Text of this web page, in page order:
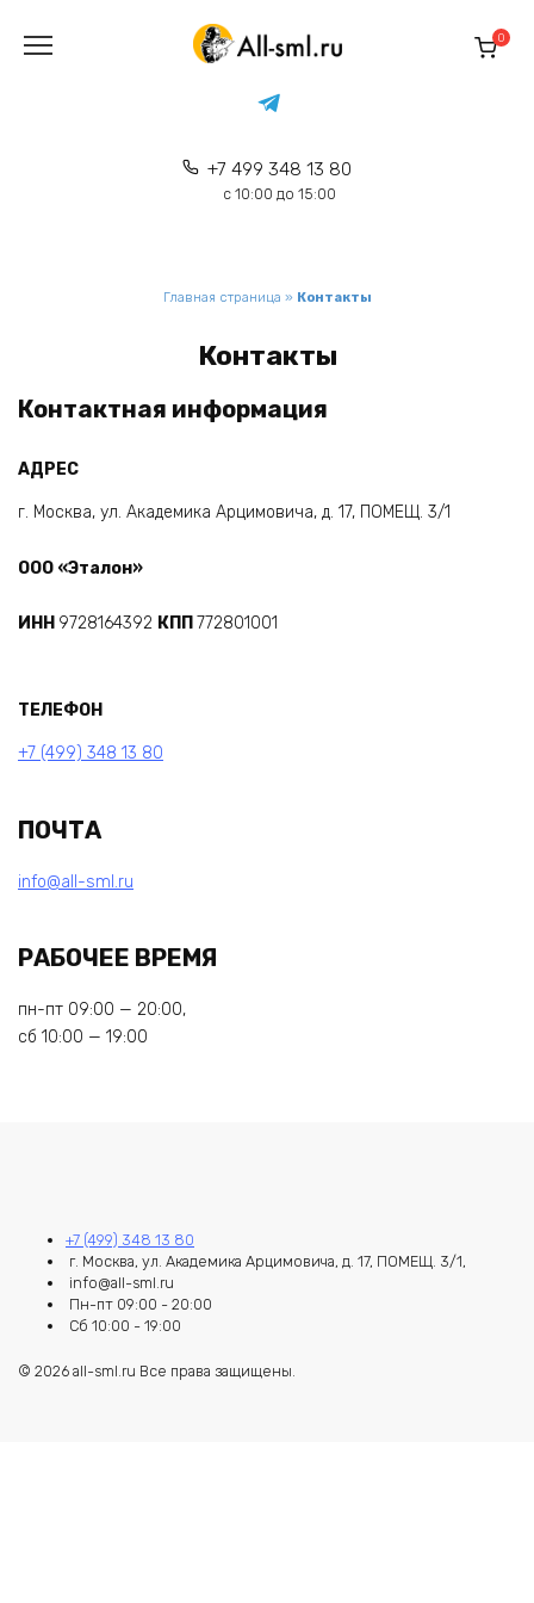
содержанию
+7 499 348 13 80
с 10:00 до 15:00
0
Главная страница » Контакты
Контакты
Контактная информация
АДРЕС
г. Москва, ул. Академика Арцимовича, д. 17, ПОМЕЩ. 3/1
ООО «Эталон»
ИНН 9728164392 КПП 772801001
ТЕЛЕФОН
+7 (499) 348 13 80
ПОЧТА
info@all-sml.ru
РАБОЧЕЕ ВРЕМЯ
пн-пт 09:00 — 20:00,
сб 10:00 — 19:00
+7 (499) 348 13 80
г. Москва, ул. Академика Арцимовича, д. 17, ПОМЕЩ. 3/1,
info@all-sml.ru
Пн-пт 09:00 - 20:00
Сб 10:00 - 19:00
© 2026 all-sml.ru Все права защищены.